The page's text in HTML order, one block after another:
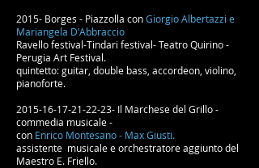
2015- Borges - Piazzolla conGiorgio Albertazzi e
Mariangela D'Abbraccio
Ravello festival-Tindari festival- Teatro Quirino -
Perugia Art Festival.
quintetto: guitar, double bass, accordeon, violino,
pianoforte.
2015-16-17-21-22-23- Il Marchese del Grillo -
commedia musicale-
con Enrico Montesano - Max Giusti.
assistente musicale e orchestratore aggiuntodel
Maestro E. Friello.